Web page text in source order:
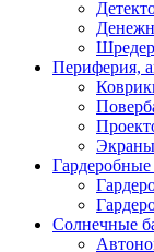
Периферия,
Солнечные